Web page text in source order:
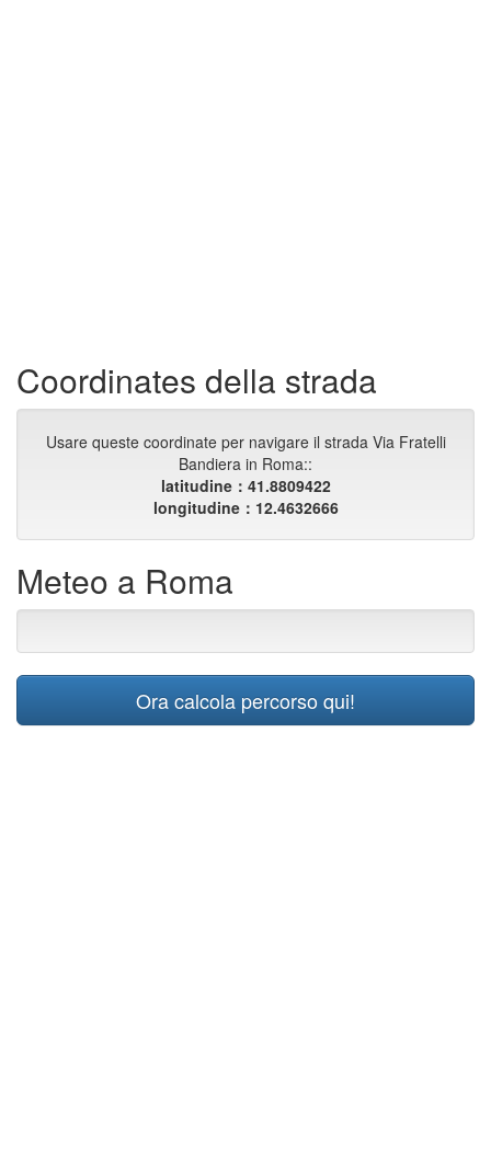
Coordinates della strada
Usare queste coordinate per navigare il strada Via Fratelli
Bandiera in Roma::
latitudine：41.8809422
longitudine：12.4632666
Meteo a Roma
Ora calcola percorso qui!